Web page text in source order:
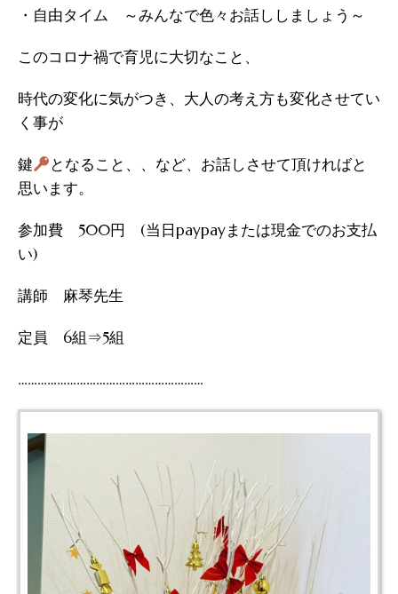
・自由タイム ～みんなで色々お話ししましょう～
このコロナ禍で育児に大切なこと、
時代の変化に気がつき、大人の考え方も変化させてい
く事が
鍵
となること、、など、お話しさせて頂ければと
思います。
参加費 500円 (当日paypayまたは現金でのお支払
い)
講師 麻琴先生
定員 6組⇒5組
…………………………………………………